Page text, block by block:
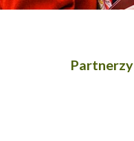
Partnerzy